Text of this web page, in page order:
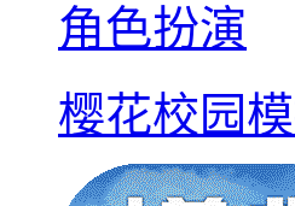
角色扮演
樱花校园